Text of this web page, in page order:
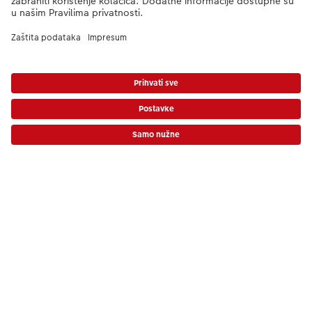
Kvaliteta & Sigurnost